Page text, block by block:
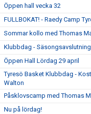
Öppen hall vecka 32
FULLBOKAT! - Raedy Camp
Sommar kollo med Thomas
Klubbdag -
Öppen Hall Lördag 29 april
Tyresö Basket Klubbdag -
Walton
Påsklovscamp med Thomas
Nu på lördag!